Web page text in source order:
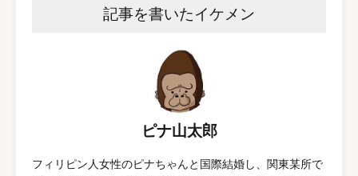
記事を書いたイケメン
ピナ山太郎
フィリピン人女性のピナちゃんと国際結婚し、関東某所で